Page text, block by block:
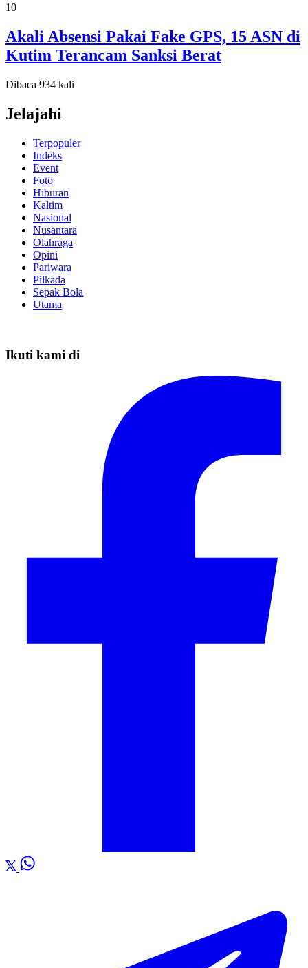
10
Akali Absensi Pakai Fake GPS, 15 ASN di
Kutim Terancam Sanksi Berat
Dibaca 934 kali
Jelajahi
Terpopuler
Indeks
Event
Foto
Hiburan
Kaltim
Nasional
Nusantara
Olahraga
Opini
Pariwara
Pilkada
Sepak Bola
Utama
Ikuti kami di